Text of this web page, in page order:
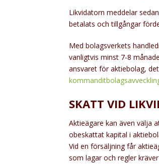
Likvidatorn meddelar
betalats och tillgångar
Med bolagsverkets
vanligtvis minst 7-8
ansvaret för aktiebolag,
SKATT VID
Aktieägare kan även välja
obeskattat kapital i
Vid en försäljning får
som lagar och regler